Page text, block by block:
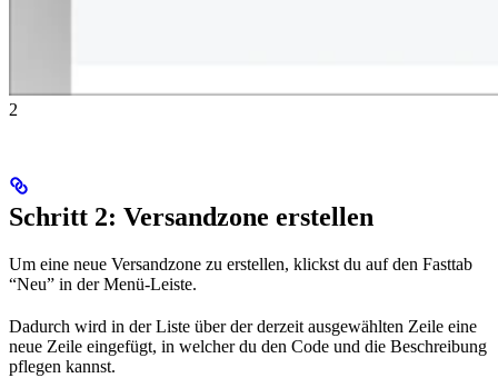
2
Schritt 2: Versandzone erstellen
Um eine neue Versandzone zu erstellen, klickst du auf den Fasttab
“Neu” in der Menü-Leiste.
Dadurch wird in der Liste über der derzeit ausgewählten Zeile eine
neue Zeile eingefügt, in welcher du den Code und die Beschreibung
pflegen kannst.